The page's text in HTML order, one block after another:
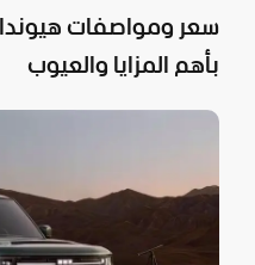
بأهم المزايا والعيوب